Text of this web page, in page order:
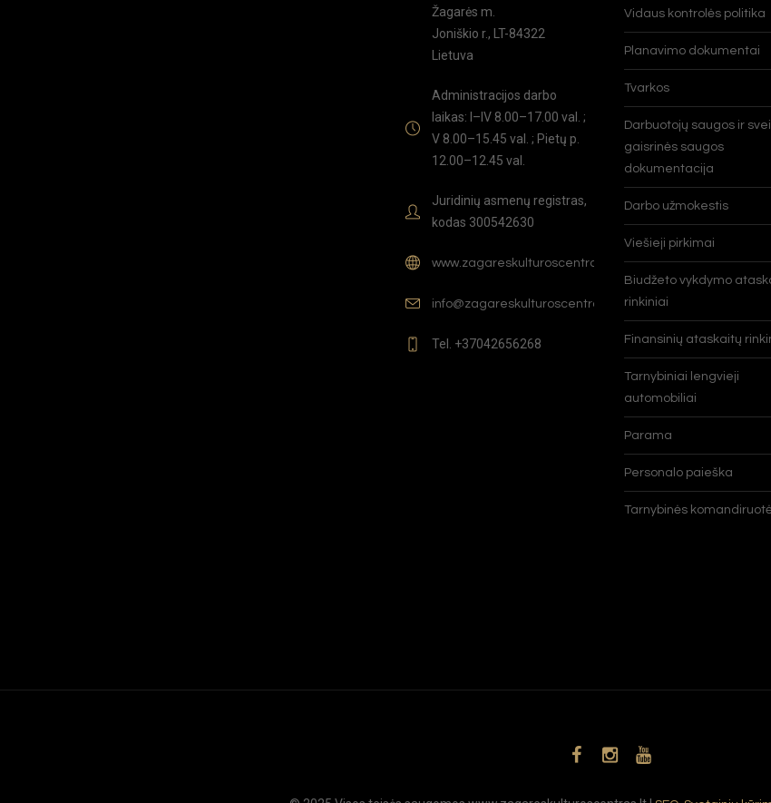
Žagarės m.
Joniškio r., LT-84322
Lietuva
Administracijos darbo
laikas: I–IV 8.00–17.00 val. ;
V 8.00–15.45 val. ; Pietų p.
12.00–12.45 val.
Juridinių asmenų registras,
kodas 300542630
www.zagareskulturoscentras.lt
info@zagareskulturoscentras.lt
Tel. +37042656268
Vidaus kontrolės politika
Planavimo dokumentai
Tvarkos
Darbuotojų saugos ir
gaisrinės saugos
dokumentacija
Darbo užmokestis
Viešieji pirkimai
Biudžeto vykdymo
rinkiniai
Finansinių ataskaitų
Tarnybiniai lengvieji
automobiliai
Parama
Personalo paieška
Tarnybinės